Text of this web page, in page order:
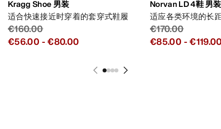
Kragg Shoe 男装
适合快速接近时穿着的套穿式鞋履
€160.00
€56.00 -€80.00
Norvan LD 4鞋 男装
适应各类环境的长
€170.00
€85.00 -